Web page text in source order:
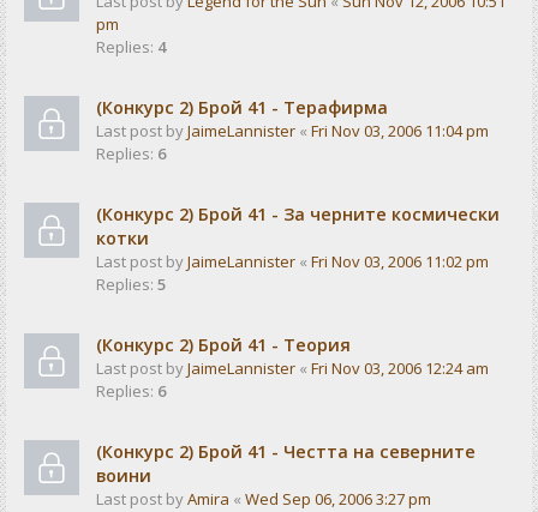
pm
Replies: 4
(Конкурс 2) Брой 41 - Терафирма
Last post byJaimeLannister « Fri Nov 03, 2006 11:04 pm
Replies: 6
(Конкурс 2) Брой 41 - За черните космически
котки
Last post byJaimeLannister « Fri Nov 03, 2006 11:02 pm
Replies: 5
(Конкурс 2) Брой 41 - Теория
Last post byJaimeLannister « Fri Nov 03, 2006 12:24 am
Replies: 6
(Конкурс 2) Брой 41 - Честта на северните
воини
Last post byAmira « Wed Sep 06, 2006 3:27 pm